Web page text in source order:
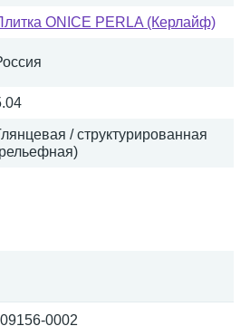
ONICE PERLA (Керлайф)
/ структурированная
09156-0002